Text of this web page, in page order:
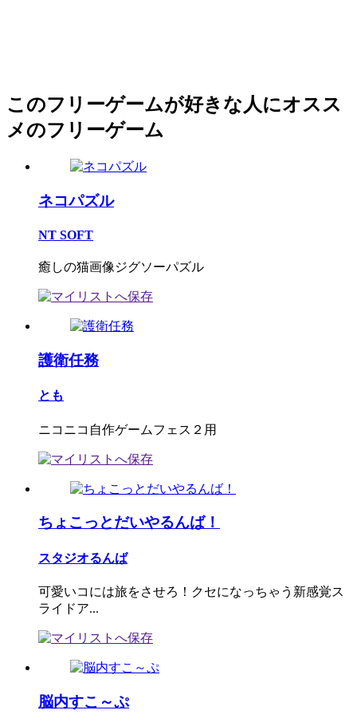
このフリーゲームが好きな人にオスス
メのフリーゲーム
ネコパズル
NT SOFT
癒しの猫画像ジグソーパズル
護衛任務
とも
ニコニコ自作ゲームフェス２用
ちょこっとだいやるんば！
スタジオるんば
可愛いコには旅をさせろ！クセになっちゃう新感覚ス
ライドア...
脳内すこ～ぷ